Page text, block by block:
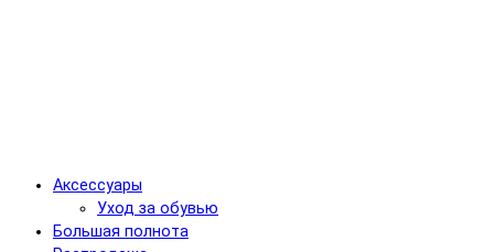
Аксессуары
Уход за обувью
Большая полнота